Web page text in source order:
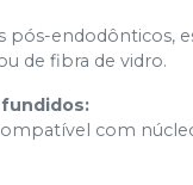
pós-endodônticos,
de fibra de vidro.
com